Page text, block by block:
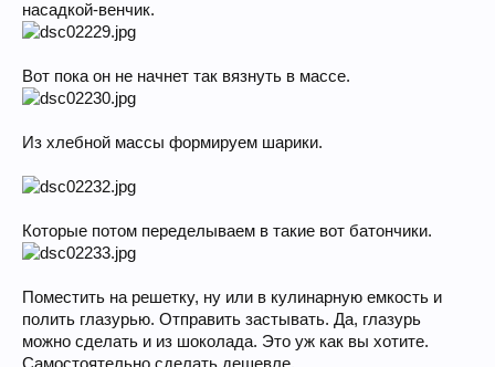
насадкой-венчик.
Вот пока он не начнет так вязнуть в массе.
Из хлебной массы формируем шарики.
Которые потом переделываем в такие вот батончики.
Поместить на решетку, ну или в кулинарную емкость и
полить глазурью. Отправить застывать. Да, глазурь
можно сделать и из шоколада. Это уж как вы хотите.